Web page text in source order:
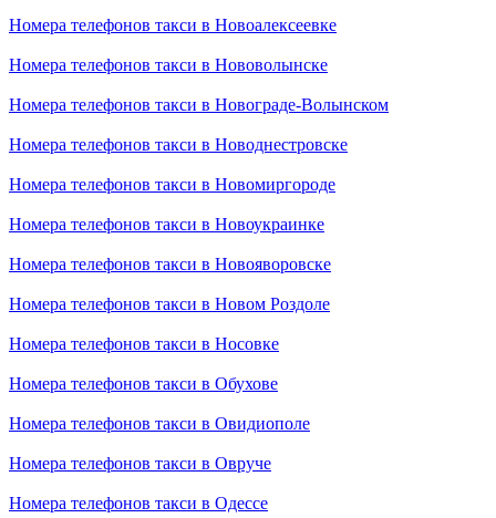
Номера телефонов такси в Новоалексеевке
Номера телефонов такси в Нововолынске
Номера телефонов такси в Новограде-Волынском
Номера телефонов такси в Новоднестровске
Номера телефонов такси в Новомиргороде
Номера телефонов такси в Новоукраинке
Номера телефонов такси в Новояворовске
Номера телефонов такси в Новом Роздоле
Номера телефонов такси в Носовке
Номера телефонов такси в Обухове
Номера телефонов такси в Овидиополе
Номера телефонов такси в Овруче
Номера телефонов такси в Одессе